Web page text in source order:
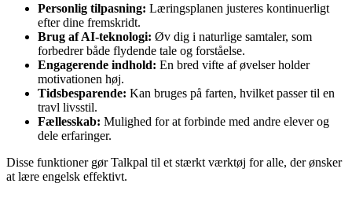
Personlig tilpasning: Læringsplanen justeres kontinuerligt
efter dine fremskridt.
Brug af AI-teknologi: Øv dig i naturlige samtaler, som
forbedrer både flydende tale og forståelse.
Engagerende indhold: En bred vifte af øvelser holder
motivationen høj.
Tidsbesparende: Kan bruges på farten, hvilket passer til en
travl livsstil.
Fællesskab: Mulighed for at forbinde med andre elever og
dele erfaringer.
Disse funktioner gør Talkpal til et stærkt værktøj for alle, der ønsker
at lære engelsk effektivt.